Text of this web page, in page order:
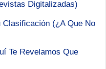
Digitalizadas)
(¿A Que No
Te Revelamos Que